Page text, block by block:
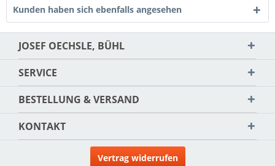
Kunden haben sich ebenfalls angesehen
JOSEF OECHSLE, BÜHL
SERVICE
BESTELLUNG & VERSAND
KONTAKT
Vertrag widerrufen